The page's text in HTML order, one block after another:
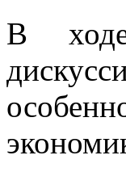
В ходе